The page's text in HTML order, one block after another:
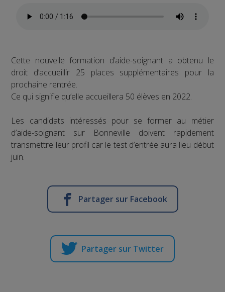
Cette nouvelle formation d’aide-soignant a obtenu le
droit d’accueillir 25 places supplémentaires pour la
prochaine rentrée.
Ce qui signifie qu’elle accueillera 50 élèves en 2022.
Les candidats intéressés pour se former au métier
d’aide-soignant sur Bonneville doivent rapidement
transmettre leur profil car le test d’entrée aura lieu début
juin.
Partager sur Facebook
Partager sur Twitter